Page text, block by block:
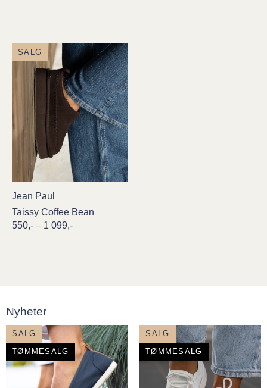
SALG
Jean Paul
Taissy Coffee Bean
550,- – 1 099,-Prisområde:
Nyheter
SALG
TØMMESALG
SALG
TØMMESALG